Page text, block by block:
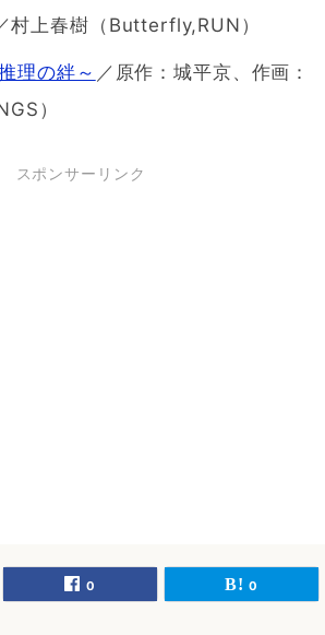
村上春樹（Butterfly,RUN）
理の絆～ ／原作：城平京、作画：
）
スポンサーリンク
0 0